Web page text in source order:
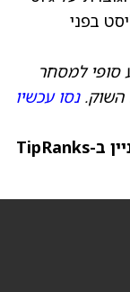
בפני
סופי למסחר
השוק.נסו עכשיו
ראו את המניות החמות של בעלי העניין ב-TipRanks